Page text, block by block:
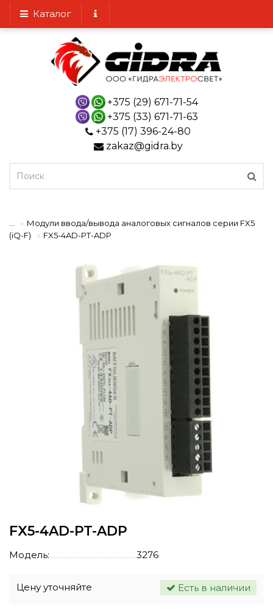
Каталог
+375 (29) 671-71-54
+375 (33) 671-71-63
+375 (17) 396-24-80
zakaz@gidra.by
Модули ввода/вывода аналоговых сигналов серии FX5
(iQ-F)
FX5-4AD-PT-ADP
FX5-4AD-PT-ADP
Модель: 3276
Цену уточняйте Есть в наличии